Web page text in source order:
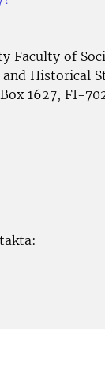
Faculty of
Historical
1627, FI-